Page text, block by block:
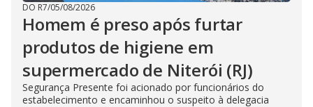
DO R7/05/08/2026
Homem é preso após furtar
produtos de higiene em
supermercado de Niterói (RJ)
Segurança Presente foi acionado por funcionários do
estabelecimento e encaminhou o suspeito à delegacia